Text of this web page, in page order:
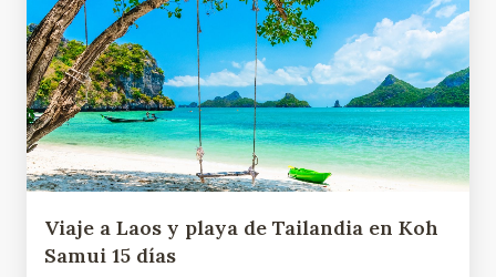
Viaje a Laos y playa de Tailandia en Koh
Samui 15 días